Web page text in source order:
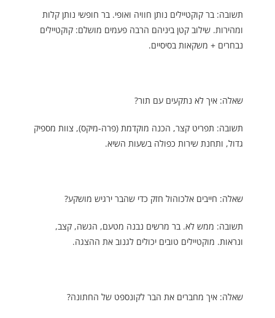
תשובה: בר קוקטיילים נותן חוויה ואופי. בר חופשי נותן קלות
ומהירות. שילוב קטן ביניהם הרבה פעמים מושלם: קוקטיילים
נבחרים + משקאות בסיסיים.
שאלה: איך לא נתקעים עם תור?
תשובה: תפריט קצר, הכנה מוקדמת (פרה-מיקס), צוות מספיק
גדול, ותחנת שירות כפולה בשעות השיא.
שאלה: חייבים אלכוהול חזק כדי שהבר ירגיש מושקע?
תשובה: ממש לא. בר מרשים נבנה מטעם, הגשה, קצב,
ונראות. מוקטיילים טובים יכולים לגנוב את ההצגה.
שאלה: איך מחברים את הבר לקונספט של החתונה?